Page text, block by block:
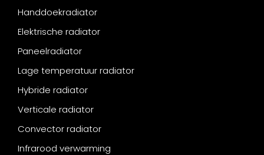
Handdoekradiator
Elektrische radiator
Paneelradiator
Lage temperatuur radiator
Hybride radiator
Verticale radiator
Convector radiator
Infrarood verwarming